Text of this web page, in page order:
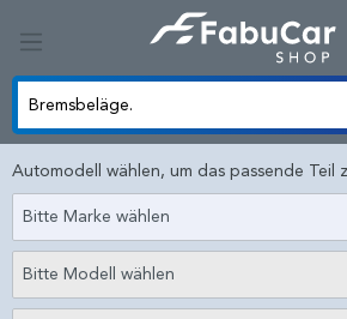
Automodell wählen, um das passende Teil
Bitte Marke wählen
Bitte Modell wählen